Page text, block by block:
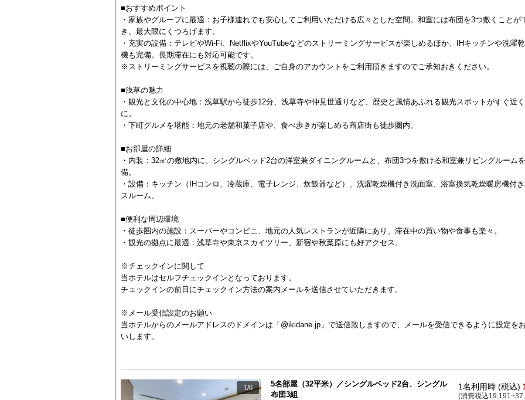
■おすすめポイント
・家族やグループに最適：お子様連れでも安心してご利用いただける広々とした空間。和室には布団を3つ敷くことが
き、最大限にくつろげます。
・充実の設備：テレビやWi-Fi、NetflixやYouTubeなどのストリーミングサービスが楽しめるほか、IHキッチンや洗濯
機も完備。長期滞在にも対応可能です。
※ストリーミングサービスを視聴の際には、ご自身のアカウントをご利用頂きますのでご承知おきください。
■浅草の魅力
・観光と文化の中心地：浅草駅から徒歩12分、浅草寺や仲見世通りなど、歴史と風情あふれる観光スポットがすぐ近く
に。
・下町グルメを堪能：地元の老舗和菓子店や、食べ歩きが楽しめる商店街も徒歩圏内。
■お部屋の詳細
・内装：32㎡の敷地内に、シングルベッド2台の洋室兼ダイニングルームと、布団3つを敷ける和室兼リビングルーム
備。
・設備：キッチン（IHコンロ、冷蔵庫、電子レンジ、炊飯器など）、洗濯乾燥機付き洗面室、浴室換気乾燥暖房機付
スルーム。
■便利な周辺環境
・徒歩圏内の施設：スーパーやコンビニ、地元の人気レストランが近隣にあり、滞在中の買い物や食事も楽々。
・観光の拠点に最適：浅草寺や東京スカイツリー、新宿や秋葉原にも好アクセス。
※チェックインに関して
当ホテルはセルフチェックインとなっております。
チェックインの前日にチェックイン方法の案内メールを送信させていただきます。
※メール受信設定のお願い
当ホテルからのメールアドレスのドメインは「@ikidane.jp」で送信致しますので、メールを受信できるように設定を
いします。
1/6
5名部屋（32平米）／シングルベッド2台、シングル
布団3組
1名利用時 (税込)
(消費税込